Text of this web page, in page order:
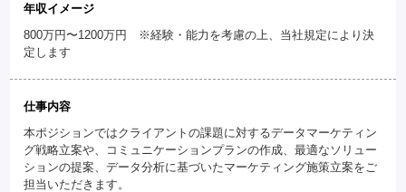
年収イメージ
800万円〜1200万円 ※経験・能力を考慮の上、当社規定により決
定します
仕事内容
本ポジションではクライアントの課題に対するデータマーケティン
グ戦略立案や、コミュニケーションプランの作成、最適なソリュー
ションの提案、データ分析に基づいたマーケティング施策立案をご
担当いただきます。